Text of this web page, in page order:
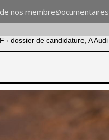
nos membresDocumentaires
› dossier de candidature, A Audi